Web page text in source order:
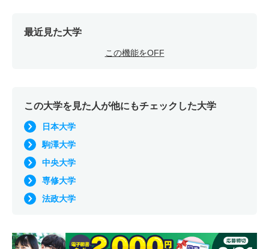
最近見た大学
この機能をOFF
この大学を見た人が他にもチェックした大学
日本大学
駒澤大学
中央大学
専修大学
法政大学